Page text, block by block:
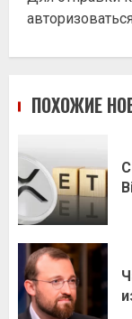
ПОХОЖИЕ